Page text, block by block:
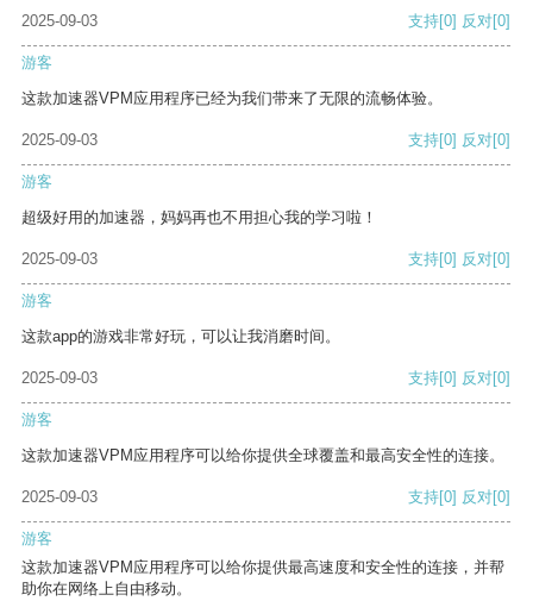
2025-09-03
支持[0] 反对[0]
游客
这款加速器VPM应用程序已经为我们带来了无限的流畅体验。
2025-09-03 支持[0] 反对[0]
游客
超级好用的加速器，妈妈再也不用担心我的学习啦！
2025-09-03 支持[0] 反对[0]
游客
这款app的游戏非常好玩，可以让我消磨时间。
2025-09-03 支持[0] 反对[0]
游客
这款加速器VPM应用程序可以给你提供全球覆盖和最高安全性的连接。
2025-09-03 支持[0] 反对[0]
游客
这款加速器VPM应用程序可以给你提供最高速度和安全性的连接，并帮
助你在网络上自由移动。